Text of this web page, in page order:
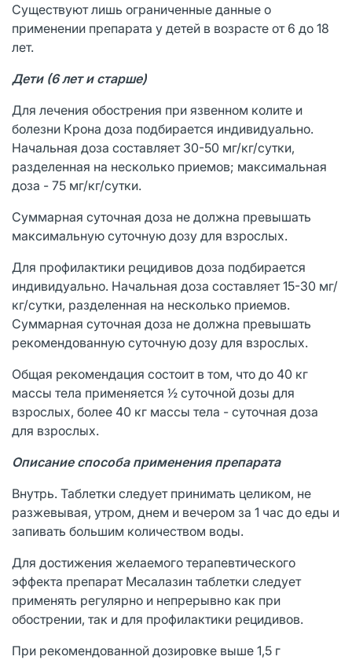
Существуют лишь ограниченные данные о
применении препарата у детей в возрасте от 6 до 18
лет.
Дети (6 лет и старше)
Для лечения обострения при язвенном колите и
болезни Крона доза подбирается индивидуально.
Начальная доза составляет 30-50 мг/кг/сутки,
разделенная на несколько приемов; максимальная
доза - 75 мг/кг/сутки.
Суммарная суточная доза не должна превышать
максимальную суточную дозу для взрослых.
Для профилактики рецидивов доза подбирается
индивидуально. Начальная доза составляет 15-30 мг/
кг/сутки, разделенная на несколько приемов.
Суммарная суточная доза не должна превышать
рекомендованную суточную дозу для взрослых.
Общая рекомендация состоит в том, что до 40 кг
массы тела применяется ½ суточной дозы для
взрослых, более 40 кг массы тела - суточная доза
для взрослых.
Описание способа применения препарата
Внутрь. Таблетки следует принимать целиком, не
разжевывая, утром, днем и вечером за 1 час до еды и
запивать большим количеством воды.
Для достижения желаемого терапевтического
эффекта препарат Месалазин таблетки следует
применять регулярно и непрерывно как при
обострении, так и для профилактики рецидивов.
При рекомендованной дозировке выше 1,5 г